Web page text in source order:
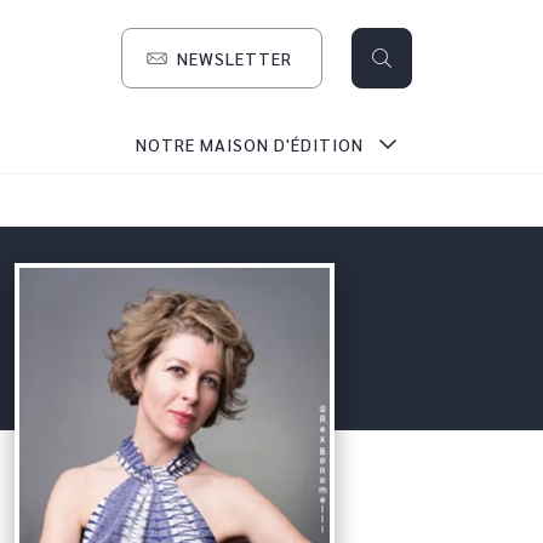
NEWSLETTER
NOTRE MAISON D'ÉDITION